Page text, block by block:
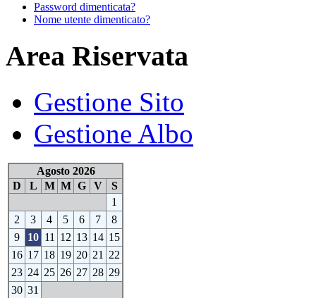
Password dimenticata?
Nome utente dimenticato?
Area Riservata
Gestione Sito
Gestione Albo
Agosto 2026
D
L M M G V
S
1
2
3 4 5 6 7
8
9
10 11 12 13 14 15
16 17 18 19 20 21
22
23 24 25 26 27 28 29
30 31